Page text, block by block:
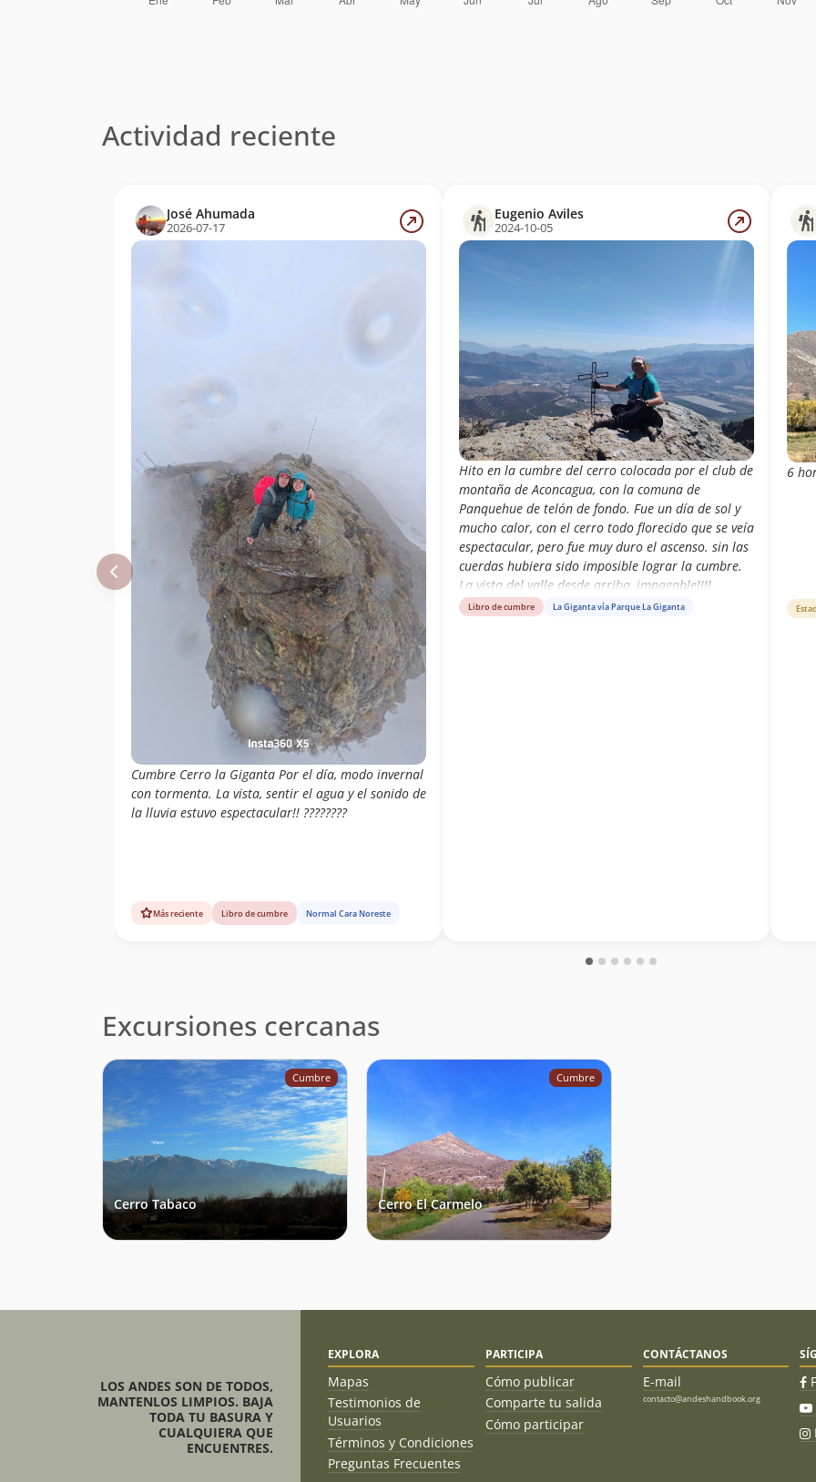
Actividad reciente
José Ahumada
2026-07-17
Cumbre Cerro la Giganta Por el día, modo invernal
con tormenta. La vista, sentir el agua y el sonido de
la lluvia estuvo espectacular!! ????️????
Más reciente Libro de cumbre Normal Cara Noreste
Eugenio Aviles
2024-10-05
Hito en la cumbre del cerro colocada por el club de
montaña de Aconcagua, con la comuna de
Panquehue de telón de fondo. Fue un día de sol y
mucho calor, con el cerro todo florecido que se veía
espectacular, pero fue muy duro el ascenso. sin las
cuerdas hubiera sido imposible lograr la cumbre.
La vista del valle desde arriba, impagable!!!!
Libro de cumbre La Giganta vía Parque La Giganta
6
Excursiones cercanas
Cumbre
Cerro Tabaco
Cumbre
Cerro El Carmelo
LOS ANDES SON DE TODOS,
MANTENLOS LIMPIOS. BAJA
TODA TU BASURA Y
CUALQUIERA QUE
ENCUENTRES.
EXPLORA
Mapas
Testimonios de
Usuarios
Términos y Condiciones
Preguntas Frecuentes
PARTICIPA
Cómo publicar
Comparte tu salida
Cómo participar
CONTÁCTANOS
E-mail
contacto@andeshandbook.org